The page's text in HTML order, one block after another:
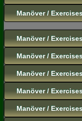
Manöver /
Manöver /
Manöver /
Manöver /
Manöver /
Manöver /